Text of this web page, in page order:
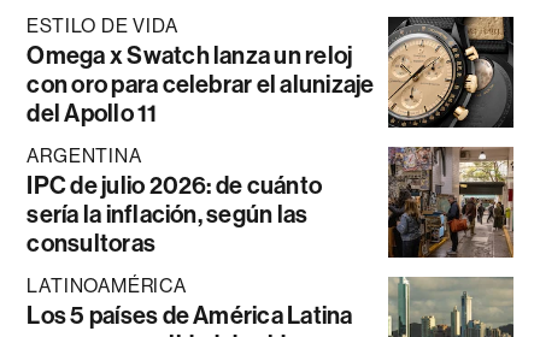
ESTILO DE VIDA
Omega x Swatch lanza un reloj
con oro para celebrar el alunizaje
del Apollo 11
ARGENTINA
IPC de julio 2026: de cuánto
sería la inflación, según las
consultoras
LATINOAMÉRICA
Los 5 países de América Latina